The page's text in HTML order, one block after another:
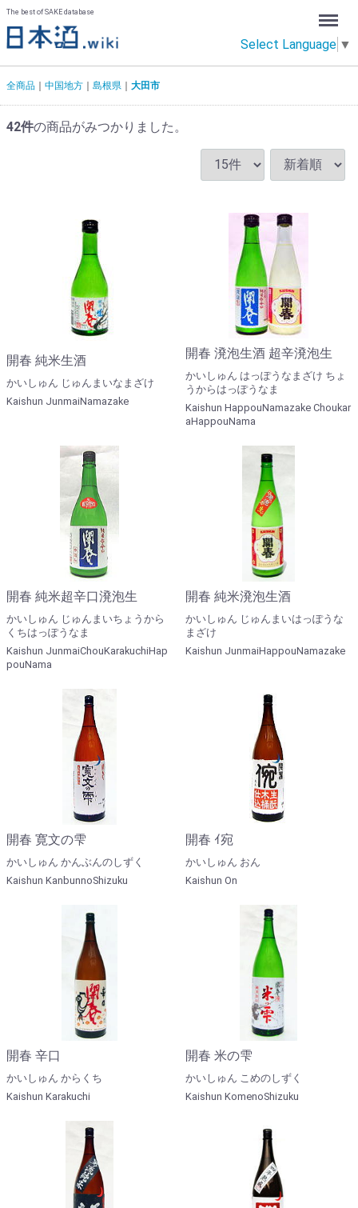
The best of SAKE database
Select Language ▼
Menu
全商品 中国地方 島根県 大田市
42件の商品がみつかりました。
開春 純米生酒
かいしゅん じゅんまいなまざけ
Kaishun JunmaiNamazake
開春 溌泡生酒 超辛溌泡生
かいしゅん はっぽうなまざけ ちょ
うからはっぽうなま
Kaishun HappouNamazake Choukar
aHappouNama
開春 純米超辛口溌泡生
かいしゅん じゅんまいちょうから
くちはっぽうなま
Kaishun JunmaiChouKarakuchiHap
pouNama
開春 純米溌泡生酒
かいしゅん じゅんまいはっぽうな
まざけ
Kaishun JunmaiHappouNamazake
開春 寛文の雫
かいしゅん かんぶんのしずく
Kaishun KanbunnoShizuku
開春 ｲ宛
かいしゅん おん
Kaishun On
開春 辛口
かいしゅん からくち
Kaishun Karakuchi
開春 米の雫
かいしゅん こめのしずく
Kaishun KomenoShizuku